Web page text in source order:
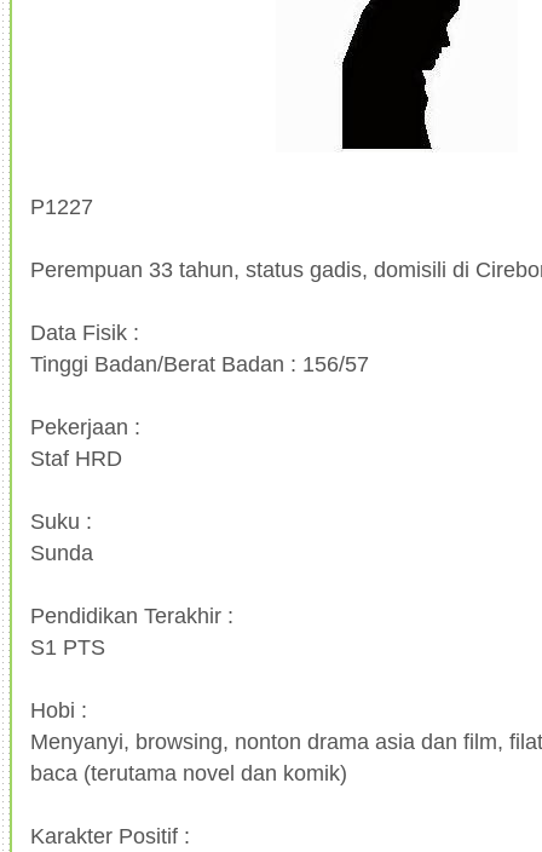
P1227
Perempuan 33 tahun, status gadis, domisili di
Data Fisik :
Tinggi Badan/Berat Badan : 156/57
Pekerjaan :
Staf HRD
Suku :
Sunda
Pendidikan Terakhir :
S1 PTS
Hobi :
Menyanyi, browsing, nonton drama asia dan film,
baca (terutama novel dan komik)
Karakter Positif :